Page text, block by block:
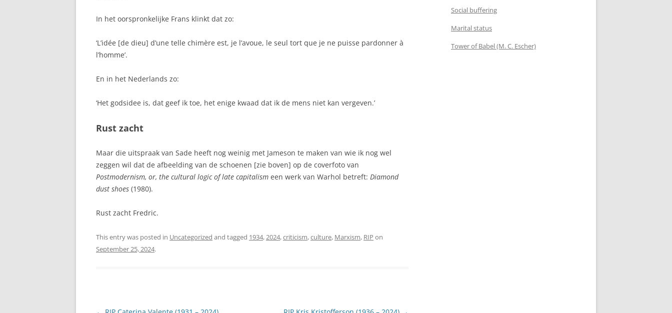
In het oorspronkelijke Frans klinkt dat zo:
‘L’idée [de dieu] d’une telle chimère est, je l’avoue, le seul tort que je ne puisse pardonner à
l’homme’.
En in het Nederlands zo:
‘Het godsidee is, dat geef ik toe, het enige kwaad dat ik de mens niet kan vergeven.’
Rust zacht
Maar die uitspraak van Sade heeft nog weinig met Jameson te maken van wie ik nog wel
zeggen wil dat de afbeelding van de schoenen [zie boven] op de coverfoto van
Postmodernism, or, the cultural logic of late capitalism een werk van Warhol betreft: Diamond
dust shoes (1980).
Rust zacht Fredric.
This entry was posted in Uncategorized and tagged 1934,2024,criticism,culture, Marxism, RIP on
September 25, 2024.
Social buffering
Marital status
Tower of Babel (M. C. Escher)